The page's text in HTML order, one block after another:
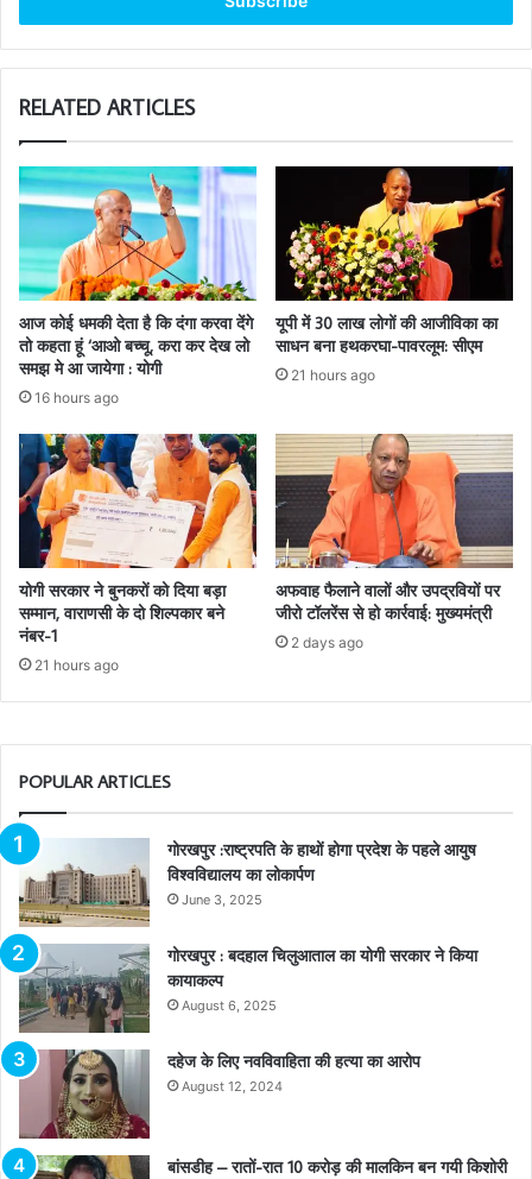
RELATED ARTICLES
आज कोई धमकी देता है कि दंगा करवा देंगे
तो कहता हूं ‘आओ बच्चू, करा कर देख लो
समझ मे आ जायेगा : योगी
16 hours ago
यूपी में 30 लाख लोगों की आजीविका का
साधन बना हथकरघा-पावरलूम: सीएम
21 hours ago
योगी सरकार ने बुनकरों को दिया बड़ा
सम्मान, वाराणसी के दो शिल्पकार बने
नंबर-1
21 hours ago
अफवाह फैलाने वालों और उपद्रवियों पर
जीरो टॉलरेंस से हो कार्रवाई: मुख्यमंत्री
2 days ago
POPULAR ARTICLES
गोरखपुर :राष्ट्रपति के हाथों होगा प्रदेश के पहले आयुष
विश्वविद्यालय का लोकार्पण
June 3, 2025
गोरखपुर : बदहाल चिलुआताल का योगी सरकार ने किया
कायाकल्प
August 6, 2025
दहेज के लिए नवविवाहिता की हत्या का आरोप
August 12, 2024
बांसडीह – रातों-रात 10 करोड़ की मालकिन बन गयी किशोरी